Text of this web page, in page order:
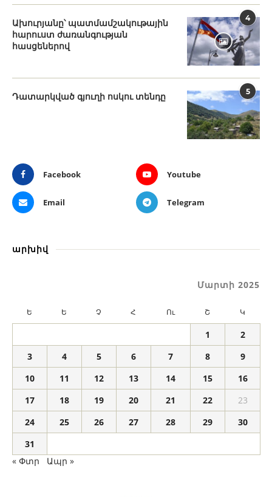
4
Ախուրյանը՝ պատմամշակութային
հարուստ ժառանգության
հասցեներով
5
Դատարկված գյուղի ոսկու տենդը
Facebook Youtube
Email Telegram
արխիվ
Մարտի 2025
Ե Ե Չ Հ Ու Շ Կ
1
2
3
4 5 6 7 8
9
10
11 12 13 14 15
16
17
18 19 20 21 22
23
24
25 26 27 28 29
30
31
« Փտր
Ապր »